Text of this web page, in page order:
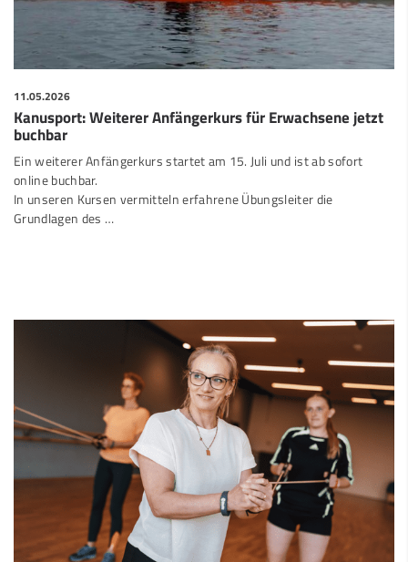
Kanusport: Weiterer Anfängerkurs für Erwachsene jetzt
buchbar
Ein weiterer Anfängerkurs startet am 15. Juli und ist ab sofort
online buchbar.
In unseren Kursen vermitteln erfahrene Übungsleiter die
Grundlagen des …